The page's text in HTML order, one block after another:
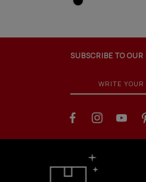
SUBSCRIBE TO